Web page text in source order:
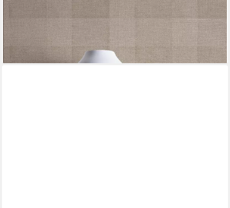
-70%
lieferbar - in 4-5 Werktagen bei dir